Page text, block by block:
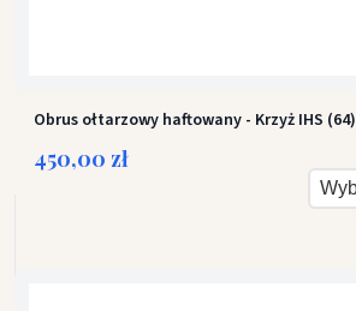
Obrus ołtarzowy haftowany - Krzyż IHS (64)
450,00 zł